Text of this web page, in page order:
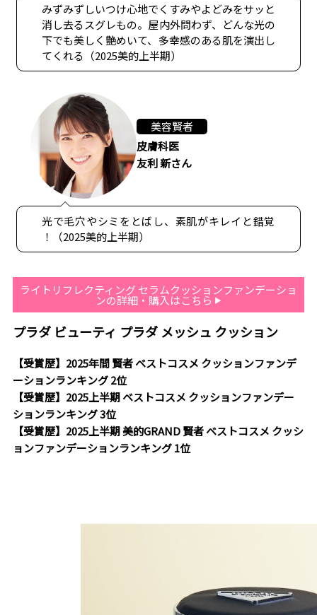
みずみずしいつけ心地でくすみやよどみをサッと
消し去るスグレもの。屋内外問わず、どんな光の
下でも美しく艶めいて、多幸感のある肌を演出し
てくれる（2025美的上半期）
美容賢者
皮膚科医
友利 新さん
光で毛穴やシミをとばし、素肌がキレイと錯覚
！（2025美的上半期）
ライトリフレクティング セラムクッションファンデーショ
ンの詳細・購入はこちら
プラダ ビューティ プラダ メッシュ クッション
【受賞歴】2025年間 賢者 ベストコスメ クッションファンデ
ーションランキング 2位
【受賞歴】2025上半期 ベストコスメ クッションファンデー
ションランキング 3位
【受賞歴】2025上半期 美的GRAND 賢者 ベストコスメ クッシ
ョンファンデーションランキング 1位